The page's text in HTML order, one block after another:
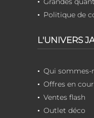
Politique de
L'UNIVERS
Qui sommes-
Offres en
Ventes flash
Outlet déco